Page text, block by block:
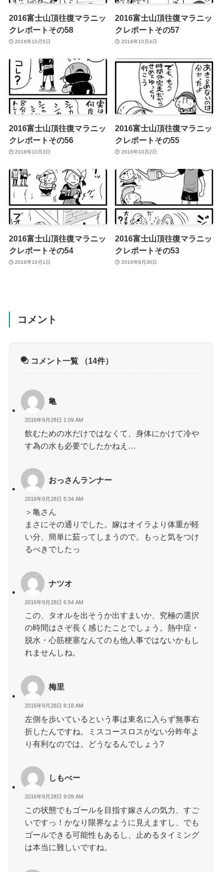
2016富士山頂往復マラニッ
クレポートその58
2016年10月5日
2016富士山頂往復マラニッ
クレポートその57
2016年10月4日
2016富士山頂往復マラニッ
クレポートその56
2016年10月3日
2016富士山頂往復マラニッ
クレポートその55
2016年10月2日
2016富士山頂往復マラニッ
クレポートその54
2016年10月1日
2016富士山頂往復マラニッ
クレポートその53
2016年9月30日
コメント
コメント一覧 （14件）
亀
2016年9月28日 1:09 AM
飲むための水だけではなくて、身体にかけて冷や
す為の水も必要でしたかねえ…
おっさんランナー
2016年9月28日 5:34 AM
＞亀さん
まさにその通りでした。嫁はオイラより体重が軽
い分、簡単に茹ってしまうので。もっと気をつけ
るべきでしたっ
ナツオ
2016年9月28日 6:54 AM
この、タオルを出そうか出すまいか、究極の選択
の時間はさぞ長く感じたことでしょう。熱中症・
脱水・心筋梗塞なんてのも他人事ではないかもし
れませんしね。
梅里
2016年9月28日 8:18 AM
左側を歩いているという事は東名に入らず無事右
折したんですね。ミスコースロスがない分昨年よ
り有利なのでは。どうなるんでしょう?
しもべー
2016年9月28日 9:09 AM
この状態でもゴールを目指す嫁さんの気力、すご
いですっ！かなり限界なように見えますし、でも
ゴールできる可能性もあるし、止めるタイミング
は本当に難しいですね。